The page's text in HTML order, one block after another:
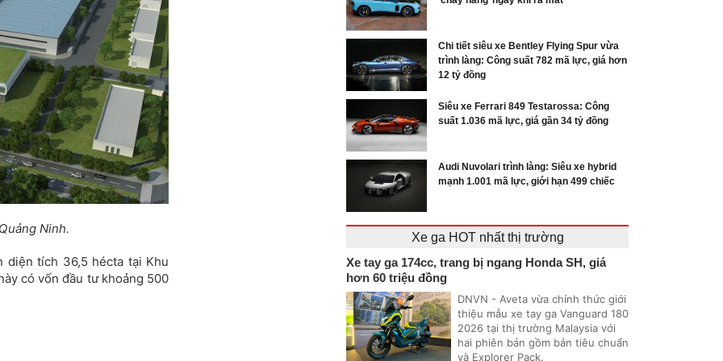
Ninh.
diện tích 36,5 hécta tại Khu
có vốn đầu tư khoảng 500
Chi tiết siêu xe Bentley Flying Spur vừa
trình làng: Công suất 782 mã lực, giá hơn
12 tỷ đồng
Siêu xe Ferrari 849 Testarossa: Công
suất 1.036 mã lực, giá gần 34 tỷ đồng
Audi Nuvolari trình làng: Siêu xe hybrid
mạnh 1.001 mã lực, giới hạn 499 chiếc
Xe ga HOT nhất thị trường
Xe tay ga 174cc, trang bị ngang Honda SH, giá
hơn 60 triệu đồng
DNVN - Aveta vừa chính thức giới
thiệu mẫu xe tay ga Vanguard 180
2026 tại thị trường Malaysia với
hai phiên bản gồm bản tiêu chuẩn
và Explorer Pack.